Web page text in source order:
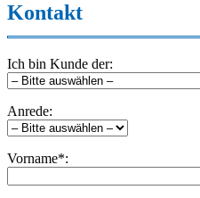
Kontakt
Ich bin Kunde der:
Anrede:
Vorname*: